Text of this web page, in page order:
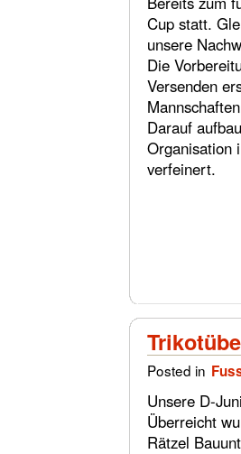
Cup statt.
unsere
Die
Versenden
Darauf
Organisation
verfeinert.
Posted in
Unsere D-
Überreicht
Rätzel